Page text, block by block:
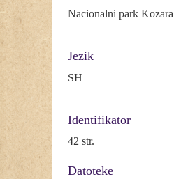
Nacionalni park Kozara
Jezik
SH
Identifikator
42 str.
Datoteke